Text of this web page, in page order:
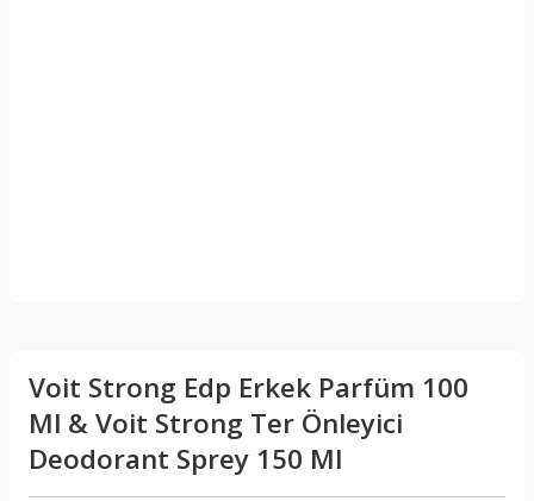
Voit Strong Edp Erkek Parfüm 100
Ml & Voit Strong Ter Önleyici
Deodorant Sprey 150 Ml